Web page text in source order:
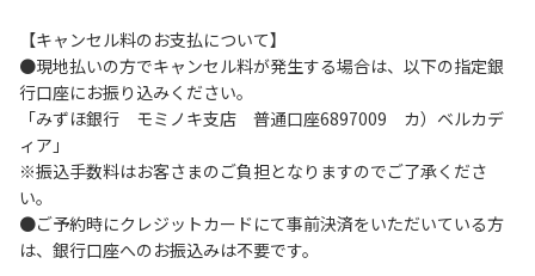
８.ゴミは分別した上で、燃えるごみ以外は中身を洗い、チェ
ックアウト時はシンクに置いてください。
９.不可抗力以外の事由により建造物、家具、備品、その他の
物品を損傷、紛失、汚染させた場合には、相当額を弁償して
いただくことがあります。
１０.施設内（駐車場含む）での事故や盗難などにつきまして
は、一切の責任を負いかねます。
１１.夜間お車で外出される場合は、駐車場出入り口のバリケ
ードを手動で外してください。※バリケードは都度、元の位
【キャンセル料のお支払について】
●現地払いの方でキャンセル料が発生する場合は、以下の指定銀
行口座にお振り込みください。
「みずほ銀行 モミノキ支店 普通口座6897009 カ）ベルカデ
ィア」
※振込手数料はお客さまのご負担となりますのでご了承くださ
い。
●ご予約時にクレジットカードにて事前決済をいただいている方
は、銀行口座へのお振込みは不要です。